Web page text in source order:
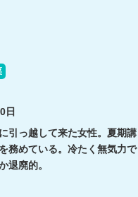
日
引っ越して来た女性。夏期講
務めている。冷たく無気力で
退廃的。